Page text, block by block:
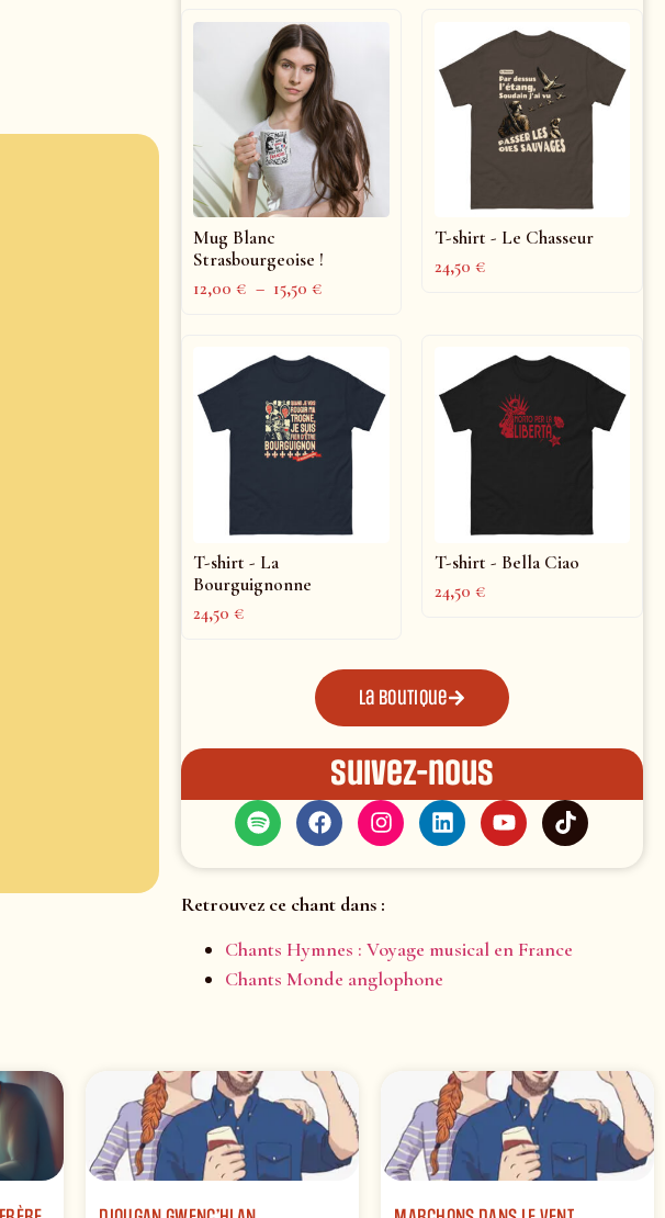
Mug Blanc
Strasbourgeoise !
12,00€ – 15,50€
T-shirt - Le Chasseur
24,50€
T-shirt - La
Bourguignonne
24,50€
T-shirt - Bella Ciao
24,50€
La boutique
Suivez-nous
Retrouvez ce chant dans :
Chants Hymnes : Voyage musical en France
Chants Monde anglophone